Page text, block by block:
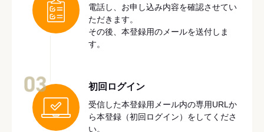
電話し、お申し込み内容を確認させてい
ただきます。
その後、本登録用のメールを送付しま
す。
初回ログイン
受信した本登録用メール内の専用URLか
ら本登録（初回ログイン）をしてくださ
い。